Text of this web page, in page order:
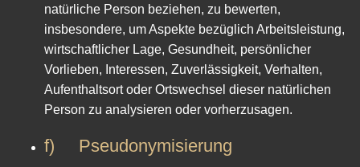
natürliche Person beziehen, zu bewerten,
insbesondere, um Aspekte bezüglich Arbeitsleistung,
wirtschaftlicher Lage, Gesundheit, persönlicher
Vorlieben, Interessen, Zuverlässigkeit, Verhalten,
Aufenthaltsort oder Ortswechsel dieser natürlichen
Person zu analysieren oder vorherzusagen.
f) Pseudonymisierung